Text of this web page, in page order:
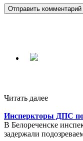
Читать далее
Инсперкторы ДПС
В Белореченске
задержали